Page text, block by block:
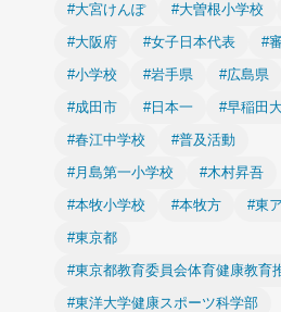
#大宮けんぽ
#大曽根小学校
#大阪府
#女子日本代表
#
#小学校
#岩手県 #広島県
#成田市
#日本一
#早稲田
#春江中学校
#普及活動
#月島第一小学校
#木村昇吾
#本牧小学校
#本牧方
#東
#東京都
#東京都教育委員会体育健康教育
#東洋大学健康スポーツ科学部